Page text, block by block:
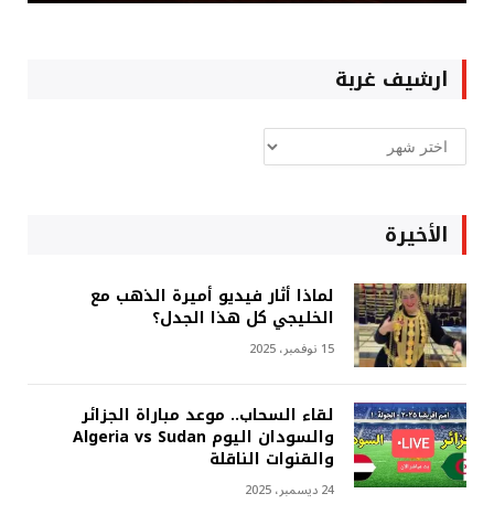
ارشيف غربة
ارشيف
غربة
الأخيرة
لماذا أثار فيديو أميرة الذهب مع
الخليجي كل هذا الجدل؟
15 نوفمبر، 2025
لقاء السحاب.. موعد مباراة الجزائر
والسودان اليوم Algeria vs Sudan
والقنوات الناقلة
24 ديسمبر، 2025